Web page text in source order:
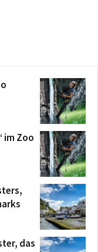
im Zoo
das